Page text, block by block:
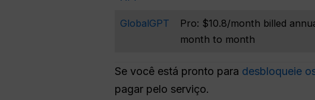
GlobalGPT
Pro: $10.8/month billed
month to month
Se você está pronto para desbloqueie
pagar pelo serviço.